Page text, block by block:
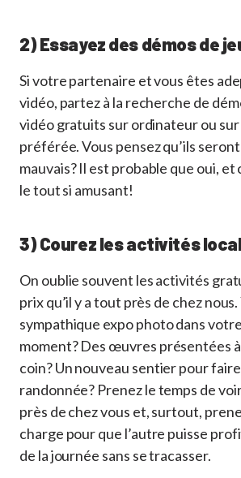
2) Essayez des démos de
Si votre partenaire et vous êtes
vidéo, partez à la recherche de
vidéo gratuits sur ordinateur ou
préférée. Vous pensez qu’ils
mauvais? Il est probable que oui, et
le tout si amusant!
3) Courez les activités
On oublie souvent les activités
prix qu’il y a tout près de chez
sympathique expo photo dans
moment? Des œuvres présentées
coin? Un nouveau sentier pour faire
randonnée? Prenez le temps de
près de chez vous et, surtout,
charge pour que l’autre puisse
de la journée sans se tracasser.